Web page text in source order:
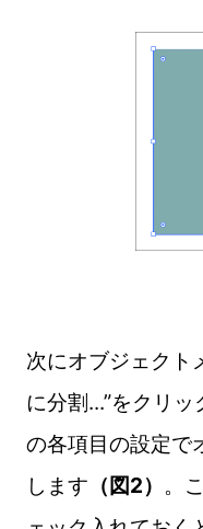
次にオブジェクト
に分割...”をクリ
の各項目の設定で
します （図2） 。